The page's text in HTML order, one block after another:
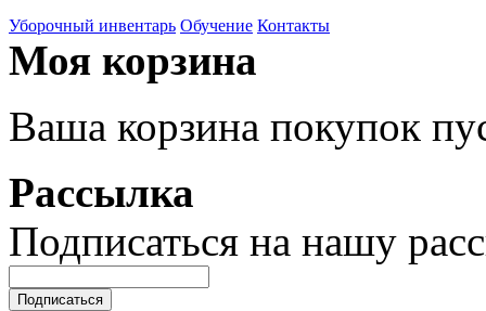
Уборочный инвентарь Обучение Контакты
Моя корзина
Ваша корзина покупок
Рассылка
Подписаться на нашу
Подписаться